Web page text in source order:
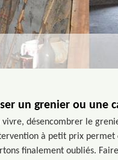
un grenier ou une
désencombrer le
à petit prix
finalement oubliés.